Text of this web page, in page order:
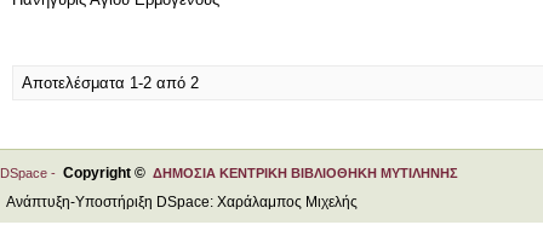
Αποτελέσματα 1-2 από 2
DSpace - Copyright © ΔΗΜΟΣΙΑ ΚΕΝΤΡΙΚΗ ΒΙΒΛΙΟΘΗΚΗ ΜΥΤΙΛΗΝΗΣ
Ανάπτυξη-Υποστήριξη DSpace: Χαράλαμπος Μιχελής